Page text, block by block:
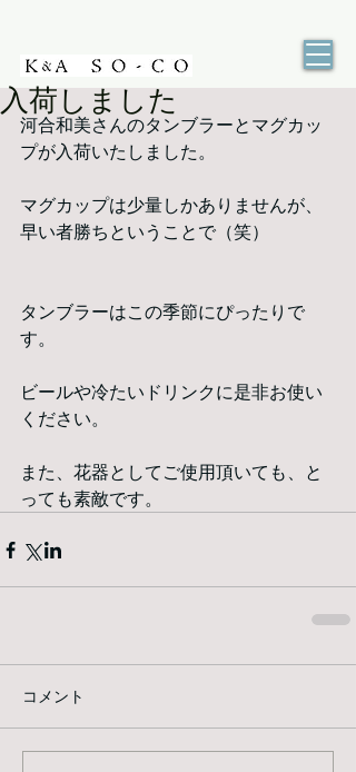
入荷しました
河合和美さんのタンブラーとマグカッ
プが入荷いたしました。
マグカップは少量しかありませんが、
早い者勝ちということで（笑）
タンブラーはこの季節にぴったりで
す。
ビールや冷たいドリンクに是非お使い
ください。
また、花器としてご使用頂いても、と
っても素敵です。
コメント